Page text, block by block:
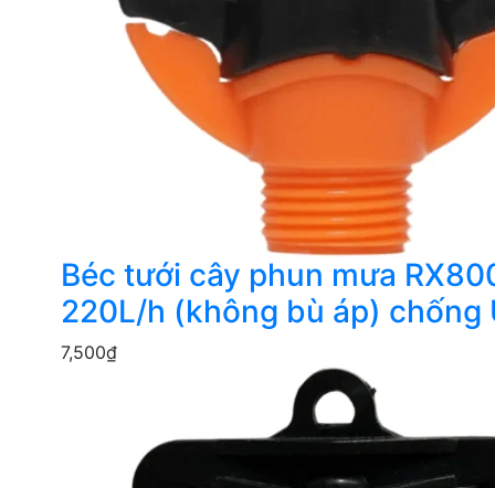
Béc tưới cây phun mưa
220L/h (không bù áp) chống
7,500₫